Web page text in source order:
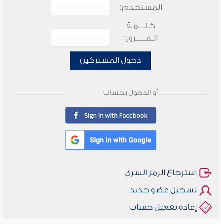
المستخدم:
كـلـــمـة
الـمـــــرور:
دخول المشتركين
أو الدخول بحساب
استرجاع الرمز السري
تسجيل عضو جديد
إعادة تفعيل حساب